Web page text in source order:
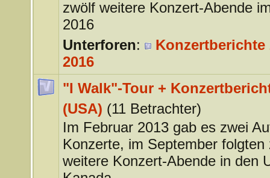
zwölf weitere Konzert-Abende
2016
Unterforen:
Konzertberichte
2016
"I Walk"-Tour +
(USA) (11 Betrachter)
Im Februar 2013 gab es zwei
Konzerte, im September folgten
weitere Konzert-Abende in den